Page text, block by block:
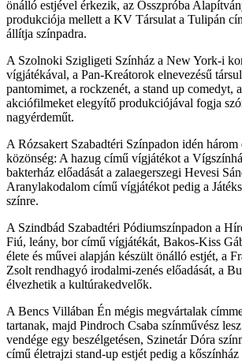
önálló estjével érkezik, az Összpróba
produkciója mellett a KV Társulat a Tulipán
állítja színpadra.
A Szolnoki Szigligeti Színház a New York-i
vígjátékával, a Pan-Kreátorok elnevezésű
pantomimet, a rockzenét, a stand up comedyt,
akciófilmeket elegyítő produkciójával fogja
nagyérdeműt.
A Rózsakert Szabadtéri Színpadon idén három
közönség: A hazug című vígjátékot a
bakterház előadását a zalaegerszegi Hevesi
Aranylakodalom című vígjátékot pedig a
színre.
A Szindbád Szabadtéri Pódiumszínpadon a
Fiú, leány, bor című vígjátékát, Bakos-Kiss
élete és művei alapján készült önálló estjét, a
Zsolt rendhagyó irodalmi-zenés előadását, a
élvezhetik a kultúrakedvelők.
A Bencs Villában Én mégis megvártalak
tartanak, majd Pindroch Csaba színművész
vendége egy beszélgetésen, Szinetár Dóra
című életrajzi stand-up estjét pedig a